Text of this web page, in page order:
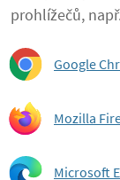
prohlížečů,
Google
Mozilla
Microsoft